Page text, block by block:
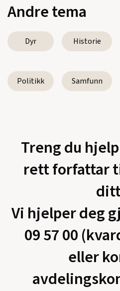
Andre tema
Dyr Historie
Politikk Samfunn
Treng du
rett forfattar
Vi hjelper deg
09 57 00
eller